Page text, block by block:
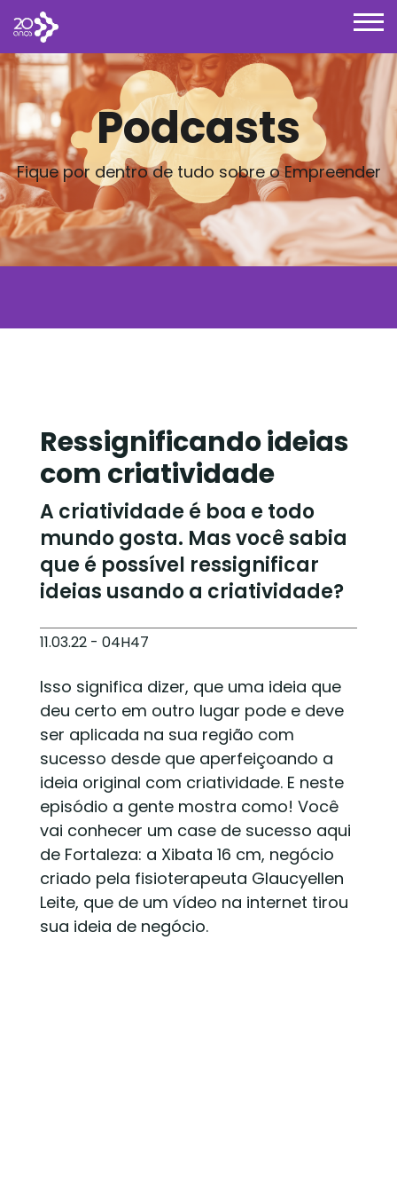
Podcasts
Fique por dentro de tudo sobre o Empreender
Ressignificando ideias
com criatividade
A criatividade é boa e todo
mundo gosta. Mas você sabia
que é possível ressignificar
ideias usando a criatividade?
11.03.22 - 04H47
Isso significa dizer, que uma ideia que
deu certo em outro lugar pode e deve
ser aplicada na sua região com
sucesso desde que aperfeiçoando a
ideia original com criatividade. E neste
episódio a gente mostra como! Você
vai conhecer um case de sucesso aqui
de Fortaleza: a Xibata 16 cm, negócio
criado pela fisioterapeuta Glaucyellen
Leite, que de um vídeo na internet tirou
sua ideia de negócio.